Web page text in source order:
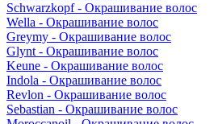
Schwarzkopf - Окрашивание волос
Wella - Окрашивание волос
Greymy - Окрашивание волос
Glynt - Окрашивание волос
Keune - Окрашивание волос
Indola - Окрашивание волос
Revlon - Окрашивание волос
Sebastian - Окрашивание волос